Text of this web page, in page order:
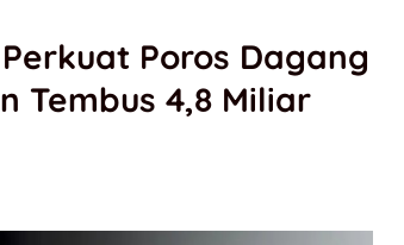
Poros Dagang
Tembus 4,8 Miliar